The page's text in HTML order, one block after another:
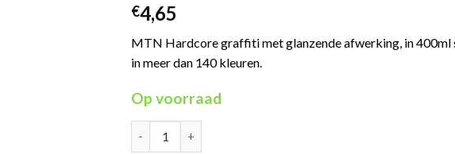
€4,65
MTN Hardcore graffiti met glanzende afwerking, in
in meer dan 140 kleuren.
Op voorraad